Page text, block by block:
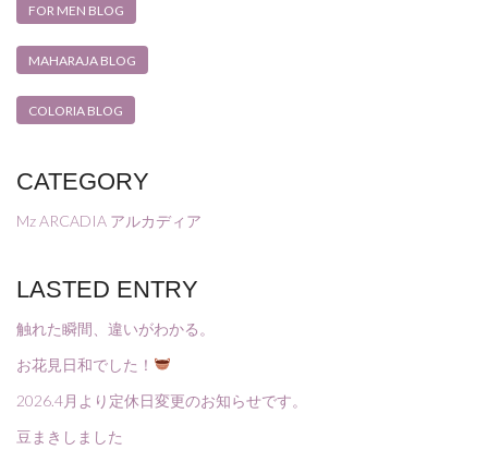
FOR MEN BLOG
MAHARAJA BLOG
COLORIA BLOG
CATEGORY
Mz ARCADIA アルカディア
LASTED ENTRY
触れた瞬間、違いがわかる。
お花見日和でした！
2026.4月より定休日変更のお知らせです。
豆まきしました